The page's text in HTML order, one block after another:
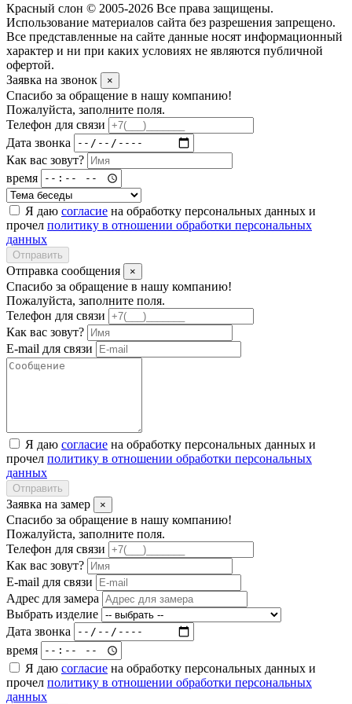
Красный слон © 2005-2026 Все права защищены.
Использование материалов сайта без разрешения запрещено.
Все представленные на сайте данные носят информационный
характер и ни при каких условиях не являются публичной
офертой.
Заявка на звонок
×
Спасибо за обращение в нашу компанию!
Пожалуйста, заполните поля.
Телефон для связи
Дата звонка
Как вас зовут?
время
Я даю согласие на обработку персональных данных и
прочел политику в отношении обработки персональных
данных
Отправить
Отправка сообщения ×
Спасибо за обращение в нашу компанию!
Пожалуйста, заполните поля.
Телефон для связи
Как вас зовут?
E-mail для связи
Я даю согласие на обработку персональных данных и
прочел политику в отношении обработки персональных
данных
Отправить
Заявка на замер ×
Спасибо за обращение в нашу компанию!
Пожалуйста, заполните поля.
Телефон для связи
Как вас зовут?
E-mail для связи
Адрес для замера
Выбрать изделие
Дата звонка
время
Я даю согласие на обработку персональных данных и
прочел политику в отношении обработки персональных
данных